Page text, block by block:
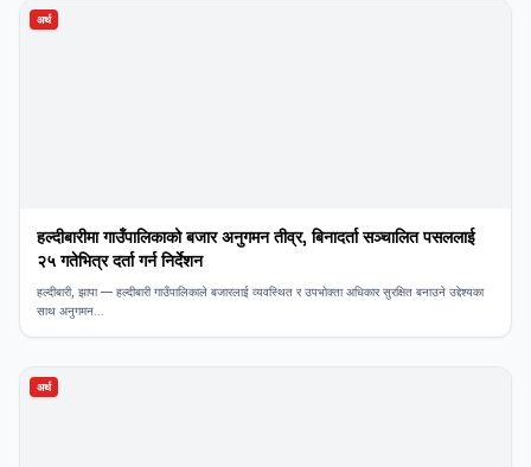
अर्थ
हल्दीबारीमा गाउँपालिकाको बजार अनुगमन तीव्र, बिनादर्ता सञ्चालित पसललाई
२५ गतेभित्र दर्ता गर्न निर्देशन
​हल्दीबारी, झापा — हल्दीबारी गाउँपालिकाले बजारलाई व्यवस्थित र उपभोक्ता अधिकार सुरक्षित बनाउने उद्देश्यका
साथ अनुगमन...
अर्थ